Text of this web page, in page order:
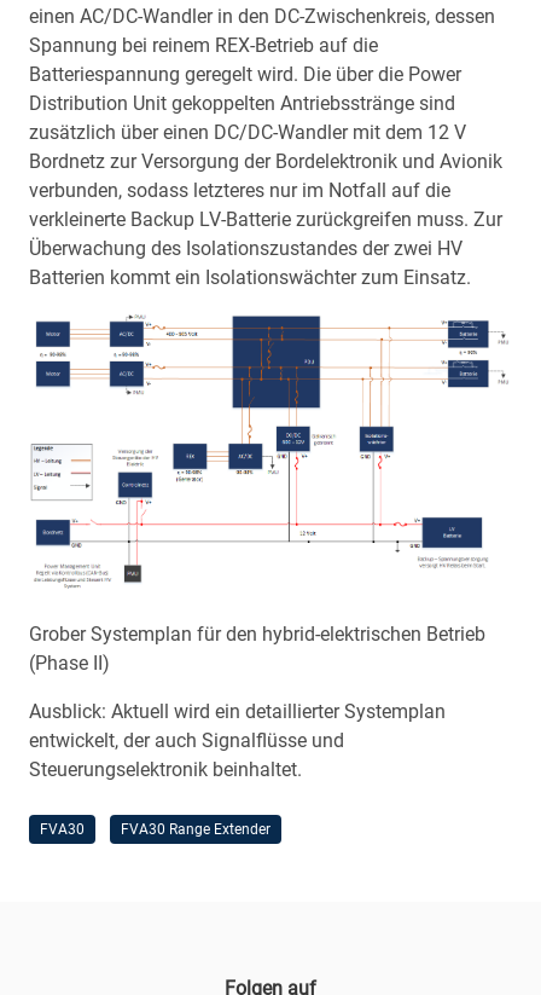
einen AC/DC-Wandler in den DC-Zwischenkreis, dessen
Spannung bei reinem REX-Betrieb auf die
Batteriespannung geregelt wird. Die über die Power
Distribution Unit gekoppelten Antriebsstränge sind
zusätzlich über einen DC/DC-Wandler mit dem 12 V
Bordnetz zur Versorgung der Bordelektronik und Avionik
verbunden, sodass letzteres nur im Notfall auf die
verkleinerte Backup LV-Batterie zurückgreifen muss. Zur
Überwachung des Isolationszustandes der zwei HV
Batterien kommt ein Isolationswächter zum Einsatz.
Grober Systemplan für den hybrid-elektrischen Betrieb
(Phase II)
Ausblick: Aktuell wird ein detaillierter Systemplan
entwickelt, der auch Signalflüsse und
Steuerungselektronik beinhaltet.
FVA30 FVA30 Range Extender
Folgen auf